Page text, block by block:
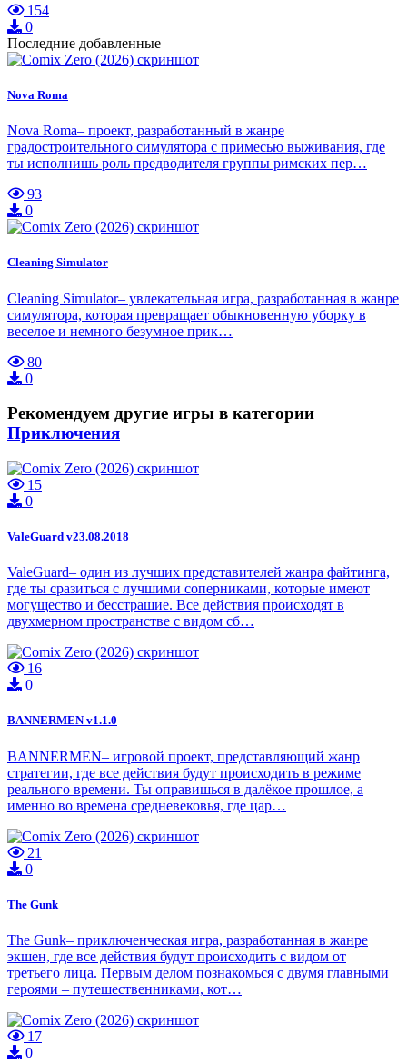
154
0
Последние добавленные
Nova Roma
Nova Roma– проект, разработанный в жанре
градостроительного симулятора с примесью выживания, где
ты исполнишь роль предводителя группы римских пер…
93
0
Cleaning Simulator
Cleaning Simulator– увлекательная игра, разработанная в жанре
симулятора, которая превращает обыкновенную уборку в
веселое и немного безумное прик…
80
0
Рекомендуем другие игры в категории
Приключения
15
0
ValeGuard v23.08.2018
ValeGuard– один из лучших представителей жанра файтинга,
где ты сразиться с лучшими соперниками, которые имеют
могущество и бесстрашие. Все действия происходят в
двухмерном пространстве с видом сб…
16
0
BANNERMEN v1.1.0
BANNERMEN– игровой проект, представляющий жанр
стратегии, где все действия будут происходить в режиме
реального времени. Ты оправишься в далёкое прошлое, а
именно во времена средневековья, где цар…
21
0
The Gunk
The Gunk– приключенческая игра, разработанная в жанре
экшен, где все действия будут происходить с видом от
третьего лица. Первым делом познакомься с двумя главными
героями – путешественниками, кот…
17
0